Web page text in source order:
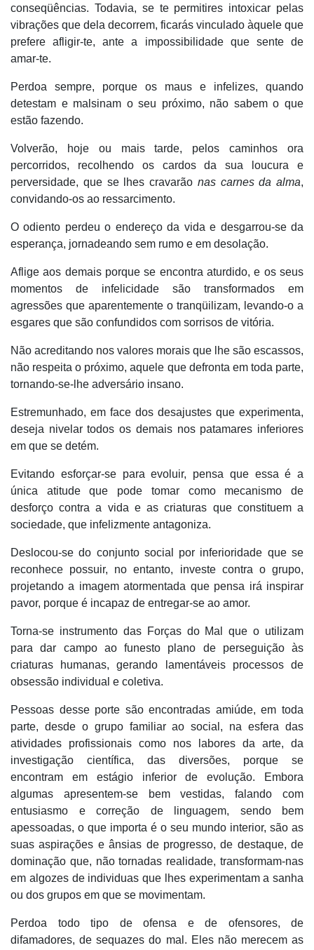
conseqüências. Todavia, se te permitires intoxicar pelas
vibrações que dela decorrem, ficarás vinculado àquele que
prefere afligir-te, ante a impossibilidade que sente de
amar-te.
Perdoa sempre, porque os maus e infelizes, quando
detestam e malsinam o seu próximo, não sabem o que
estão fazendo.
Volverão, hoje ou mais tarde, pelos caminhos ora
percorridos, recolhendo os cardos da sua loucura e
perversidade, que se lhes cravarão nas carnes da alma,
convidando-os ao ressarcimento.
O odiento perdeu o endereço da vida e desgarrou-se da
esperança, jornadeando sem rumo e em desolação.
Aflige aos demais porque se encontra aturdido, e os seus
momentos de infelicidade são transformados em
agressões que aparentemente o tranqüilizam, levando-o a
esgares que são confundidos com sorrisos de vitória.
Não acreditando nos valores morais que lhe são escassos,
não respeita o próximo, aquele que defronta em toda parte,
tornando-se-lhe adversário insano.
Estremunhado, em face dos desajustes que experimenta,
deseja nivelar todos os demais nos patamares inferiores
em que se detém.
Evitando esforçar-se para evoluir, pensa que essa é a
única atitude que pode tomar como mecanismo de
desforço contra a vida e as criaturas que constituem a
sociedade, que infelizmente antagoniza.
Deslocou-se do conjunto social por inferioridade que se
reconhece possuir, no entanto, investe contra o grupo,
projetando a imagem atormentada que pensa irá inspirar
pavor, porque é incapaz de entregar-se ao amor.
Torna-se instrumento das Forças do Mal que o utilizam
para dar campo ao funesto plano de perseguição às
criaturas humanas, gerando lamentáveis processos de
obsessão individual e coletiva.
Pessoas desse porte são encontradas amiúde, em toda
parte, desde o grupo familiar ao social, na esfera das
atividades profissionais como nos labores da arte, da
investigação científica, das diversões, porque se
encontram em estágio inferior de evolução. Embora
algumas apresentem-se bem vestidas, falando com
entusiasmo e correção de linguagem, sendo bem
apessoadas, o que importa é o seu mundo interior, são as
suas aspirações e ânsias de progresso, de destaque, de
dominação que, não tornadas realidade, transformam-nas
em algozes de individuas que lhes experimentam a sanha
ou dos grupos em que se movimentam.
Perdoa todo tipo de ofensa e de ofensores, de
difamadores, de sequazes do mal. Eles não merecem as